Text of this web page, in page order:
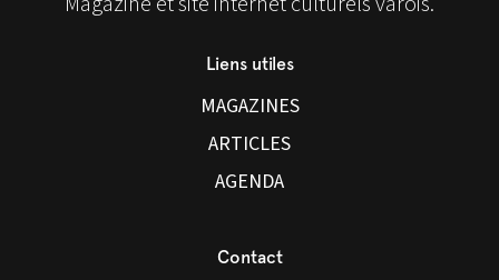
Liens utiles
MAGAZINES
ARTICLES
AGENDA
Contact